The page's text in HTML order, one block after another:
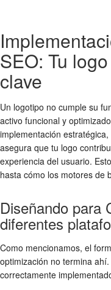
SEO: Tu
clave
Un logotipo no cumple su
activo funcional y
implementación
asegura que tu logo
experiencia del usuario.
hasta cómo los motores de
Diseñando para
diferentes
Como mencionamos, el
optimización no termina
correctamente